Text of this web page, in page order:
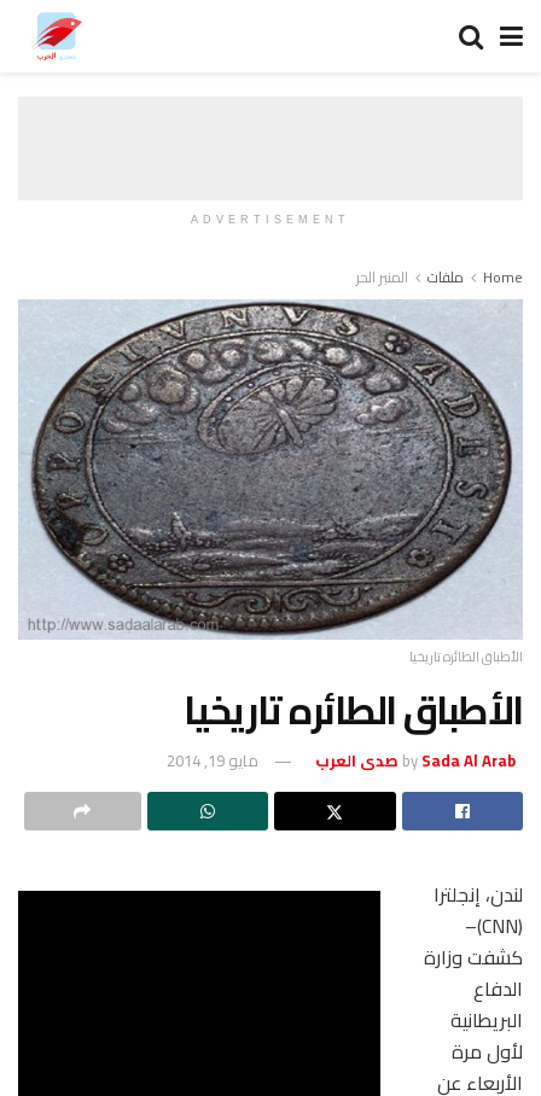
ADVERTISEMENT
Home ملفات المنبر الحر
الأطباق الطائره تاريخيا
الأطباق الطائره تاريخيا
bySada Al Arab صدى العرب مايو 19, 2014
لندن، إنجلترا
(CNN)–
كشفت وزارة
الدفاع
البريطانية
لأول مرة
الأربعاء عن